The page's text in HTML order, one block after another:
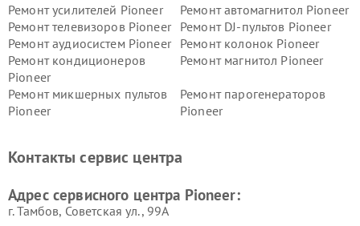
Ремонт усилителей Pioneer
Ремонт автомагнитол Pioneer
Ремонт телевизоров Pioneer
Ремонт DJ-пультов Pioneer
Ремонт аудиосистем Pioneer
Ремонт колонок Pioneer
Ремонт кондиционеров
Pioneer
Ремонт магнитол Pioneer
Ремонт микшерных пультов
Pioneer
Ремонт парогенераторов
Pioneer
Контакты сервис центра
Адрес сервисного центра Pioneer:
г. Тамбов, Советская ул., 99А